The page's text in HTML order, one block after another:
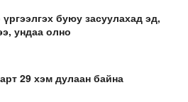
буюу засуулахад эд,
ундаа олно
29 хэм дулаан байна